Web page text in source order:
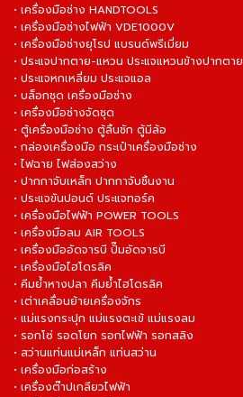
• เครื่องมือช่าง HANDTOOLS
• เครื่องมือช่างไฟฟ้า VDE1000V
• เครื่องมือช่างยุโรป แบรนด์พรีเมี่ยม
• ประแจปากตาย-แหวน ประแจแหวนข้างปากตาย
• ประแจหกเหลี่ยม ประแจแอล
• บล็อกชุด เครื่องมือช่าง
• เครื่องมือช่างจัดชุด
• ตู้เครื่องมือช่าง ตู้ลิ้นชัก ตู้มีล้อ
• กล่องเครื่องมือ กระเป๋าเครื่องมือช่าง
• ไฟฉาย ไฟส่องสว่าง
• ปากกาจับเหล็ก ปากกาจับชิ้นงาน
• ประแจขันปอนด์ ประแจทอร์ค
• เครื่องมือไฟฟ้า POWER TOOLS
• เครื่องมือลม AIR TOOLS
• เครื่องมืออัดจารบี ปั๊มอัดจารบี
• เครื่องมือไฮโดรลิค
• คีมย้ำหางปลา คีมย้ำไฮโดรลิค
• เต่าเคลื่อนย้ายเครื่องจักร
• แม่แรงกระปุก แม่แรงตะเข้ แม่แรงลม
• รอกโซ่ รอดโยก รอกไฟฟ้า รอกสลิง
• สว่านแท่นแม่เหล็ก แท่นสว่าน
• เครื่องมือก่อสร้าง
• เครื่องต๊าปเกลียวไฟฟ้า